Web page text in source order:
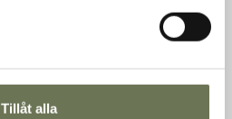
Tillåt alla